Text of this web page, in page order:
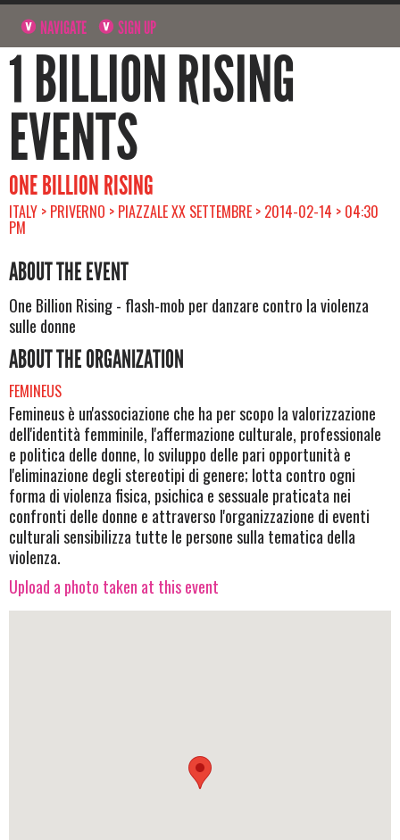
NAVIGATE SIGN UP
1 BILLION RISING
EVENTS
ONE BILLION RISING
ITALY > PRIVERNO > PIAZZALE XX SETTEMBRE > 2014-02-14 > 04:30
PM
ABOUT THE EVENT
One Billion Rising - flash-mob per danzare contro la violenza
sulle donne
ABOUT THE ORGANIZATION
FEMINEUS
Femineus è un'associazione che ha per scopo la valorizzazione
dell'identità femminile, l'affermazione culturale, professionale
e politica delle donne, lo sviluppo delle pari opportunità e
l'eliminazione degli stereotipi di genere; lotta contro ogni
forma di violenza fisica, psichica e sessuale praticata nei
confronti delle donne e attraverso l'organizzazione di eventi
culturali sensibilizza tutte le persone sulla tematica della
violenza.
Upload a photo taken at this event